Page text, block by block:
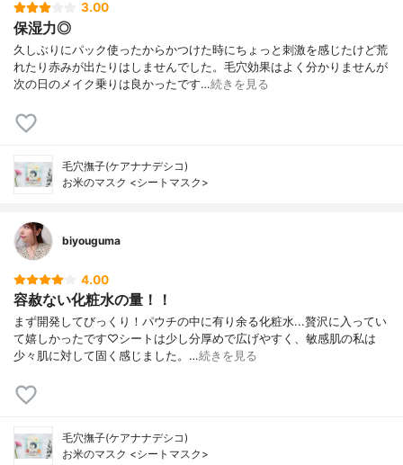
3.00
保湿力◎
久しぶりにパック使ったからかつけた時にちょっと刺激を感じたけど荒
れたり赤みが出たりはしませんでした。毛穴効果はよく分かりませんが
次の日のメイク乗りは良かったです…続きを見る
毛穴撫子(ケアナナデシコ)
お米のマスク <シートマスク>
biyouguma
4.00
容赦ない化粧水の量！！
まず開発してびっくり！パウチの中に有り余る化粧水...贅沢に入ってい
て嬉しかったです♡シートは少し分厚めで広げやすく、敏感肌の私は
少々肌に対して固く感じました。…続きを見る
毛穴撫子(ケアナナデシコ)
お米のマスク <シートマスク>